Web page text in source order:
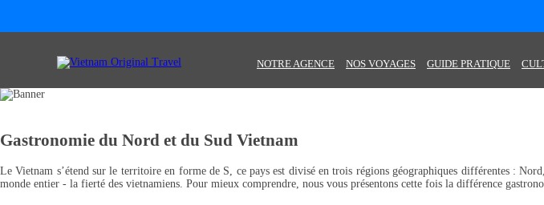
NOTRE AGENCE NOS VOYAGES GUIDE PRATIQUE
Gastronomie du Nord et du Sud Vietnam
Le Vietnam s’étend sur le territoire en forme de S, ce pays est divisé en trois régions géographiques différentes :
monde entier - la fierté des vietnamiens. Pour mieux comprendre, nous vous présentons cette fois la différence